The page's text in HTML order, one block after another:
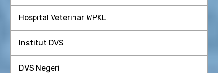
Hospital Veterinar WPKL
Institut DVS
DVS Negeri